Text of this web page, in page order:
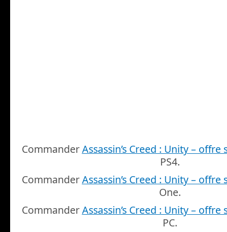
CommanderAssassin’s Creed : Unity –
PS4.
CommanderAssassin’s Creed : Unity –
One.
CommanderAssassin’s Creed : Unity –
PC.